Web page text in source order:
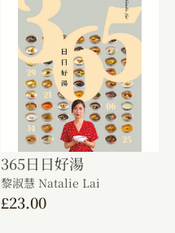
365日日好湯
黎淑慧 Natalie Lai
£23.00